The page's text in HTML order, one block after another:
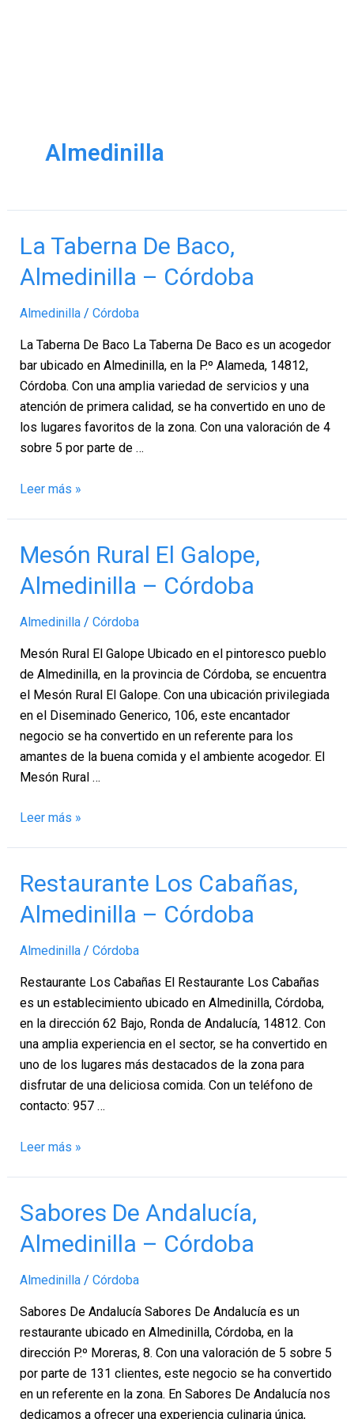
Almedinilla
La Taberna De Baco,
Almedinilla – Córdoba
Almedinilla/ Córdoba
La Taberna De Baco La Taberna De Baco es un acogedor
bar ubicado en Almedinilla, en la P.º Alameda, 14812,
Córdoba. Con una amplia variedad de servicios y una
atención de primera calidad, se ha convertido en uno de
los lugares favoritos de la zona. Con una valoración de 4
sobre 5 por parte de …
La
Taberna
De
Almedinilla
–
Córdoba
Leer más »
Mesón Rural El Galope,
Almedinilla – Córdoba
Almedinilla/ Córdoba
Mesón Rural El Galope Ubicado en el pintoresco pueblo
de Almedinilla, en la provincia de Córdoba, se encuentra
el Mesón Rural El Galope. Con una ubicación privilegiada
en el Diseminado Generico, 106, este encantador
negocio se ha convertido en un referente para los
amantes de la buena comida y el ambiente acogedor. El
Mesón Rural …
Mesón
Rural
El
Almedinilla
–
Córdoba
Leer más »
Restaurante Los Cabañas,
Almedinilla – Córdoba
Almedinilla/ Córdoba
Restaurante Los Cabañas El Restaurante Los Cabañas
es un establecimiento ubicado en Almedinilla, Córdoba,
en la dirección 62 Bajo, Ronda de Andalucía, 14812. Con
una amplia experiencia en el sector, se ha convertido en
uno de los lugares más destacados de la zona para
disfrutar de una deliciosa comida. Con un teléfono de
contacto: 957 …
Restaurante
Cabañas,
–
Córdoba
Leer más »
Sabores De Andalucía,
Almedinilla – Córdoba
Almedinilla/ Córdoba
Sabores De Andalucía Sabores De Andalucía es un
restaurante ubicado en Almedinilla, Córdoba, en la
dirección P.º Moreras, 8. Con una valoración de 5 sobre 5
por parte de 131 clientes, este negocio se ha convertido
en un referente en la zona. En Sabores De Andalucía nos
dedicamos a ofrecer una experiencia culinaria única,
Sabores
De
Andalucía,
–
Córdoba